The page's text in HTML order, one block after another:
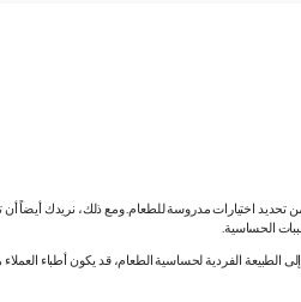
من تحديد اختيارات مدروسة للطعام. ومع ذلك، نريدك أيضاً
الحساسية.
الفردية لحساسية الطعام، قد يكون أطباء العملاء